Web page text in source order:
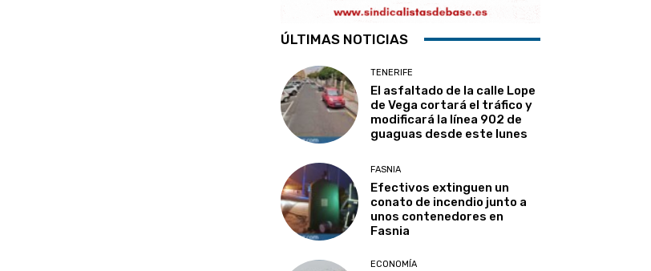
ÚLTIMAS NOTICIAS
TENERIFE
El asfaltado de la calle Lope
de Vega cortará el tráfico y
modificará la línea 902 de
guaguas desde este lunes
FASNIA
Efectivos extinguen un
conato de incendio junto a
unos contenedores en
Fasnia
ECONOMÍA